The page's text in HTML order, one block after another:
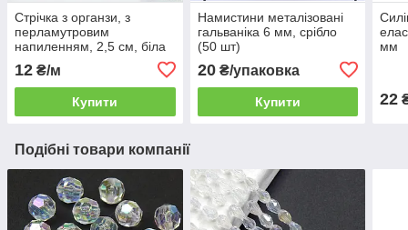
Стрічка з органзи, з
перламутровим
напиленням, 2,5 см, біла
12 ₴/м
Купити
Намистини металізовані
гальваніка 6 мм, срібло
(50 шт)
20₴/упаковка
Купити
мм
22
Подібні товари компанії